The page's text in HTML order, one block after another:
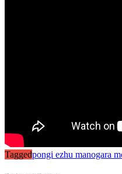
Taggedpongi ezhu manogara